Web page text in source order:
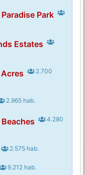
Park
Estates
2.700
2.965 hab.
4.280
2.575 hab.
9.212 hab.